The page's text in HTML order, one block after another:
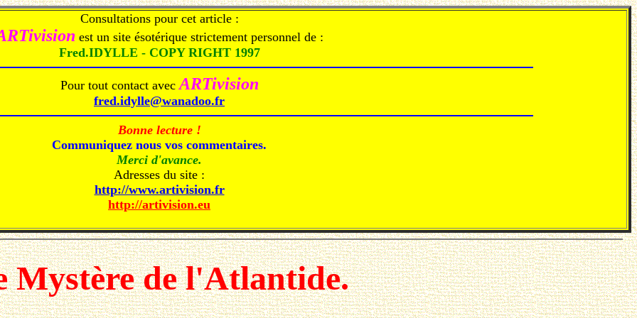
Consultations pour cet article :
est un site ésotérique strictement personnel de :
Fred.IDYLLE - COPY RIGHT 1997
Pour tout contact avecARTivision
fred.idylle@wanadoo.fr
Bonne lecture !
Communiquez nous vos commentaires.
Merci d'avance.
Adresses du site :
http://www.artivision.fr
http://artivision.eu
Mystère de l'Atlantide.